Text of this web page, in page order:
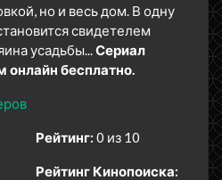
но и весь дом. В одну
свидетелем
усадьбы...Сериал
онлайн бесплатно.
Рейтинг: 0 из 10
Рейтинг Кинопоиска: